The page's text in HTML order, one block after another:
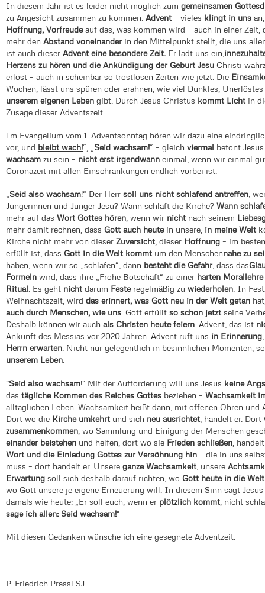
In diesem Jahr ist es leider nicht möglich zum gemeinsamen
zu Angesicht zusammen zu kommen. Advent – vieles klingt in uns
Hoffnung, Vorfreudeauf das, was kommen wird – auch in einer
mehr den Abstand voneinander in den Mittelpunkt stellt, die uns
ist auch dieser Advent eine besondere Zeit. Er lädt uns ein,
Herzens zu hören und die Ankündigung der Geburt Jesu Christi
erlöst – auch in scheinbar so trostlosen Zeiten wie jetzt. Die
Wochen, lässt uns spüren oder erahnen, wie viel Dunkles,
unserem eigenen Leben gibt. Durch Jesus Christus kommt Licht in
Zusage dieser Adventszeit.
Im Evangelium vom 1. Adventsonntag hören wir dazu eine
vor, und bleibt wach!“, „ Seid wachsam!“ – gleich viermal betont
wachsam zu sein – nicht erst irgendwann einmal, wenn wir einmal
Coronazeit mit allen Einschränkungen endlich vorbei ist.
„Seid also wachsam!“ Der Herr soll uns nicht schlafend antreffen,
Jüngerinnen und Jünger Jesu? Wann schläft die Kirche? Wann
mehr auf das Wort Gottes hören, wenn wir nicht nach seinem
mehr damit rechnen, dass Gott auch heutein unsere, in meine Welt
Kirche nicht mehr von dieser Zuversicht, dieser Hoffnung – im
erfüllt ist, dass Gott in die Welt kommt um den Menschennahe zu
haben, wenn wir so „schlafen“, dann besteht die Gefahr, dass das
Formeln wird, dass ihre „Frohe Botschaft“ zu einer harten Morallehre
Ritual. Es geht nicht darum Feste regelmäßig zu wiederholen. In
Weihnachtszeit, wird das erinnert, was Gott neu in der Welt getan
auch durch Menschen, wie uns. Gott erfüllt so schon jetzt seine
Deshalb können wir auch als Christen heute feiern. Advent, das ist
Ankunft des Messias vor 2020 Jahren. Advent ruft uns in Erinnerung
Herrn erwarten. Nicht nur gelegentlich in besinnlichen Momenten,
unserem Leben.
"Seid also wachsam!" Mit der Aufforderung will uns Jesus keine
das tägliche Kommen des Reiches Gottes beziehen – Wachsamkeit
alltäglichen Leben. Wachsamkeit heißt dann, mit offenen Ohren und
Dort wo die Kirche umkehrt und sich neu ausrichtet , handelt er. Dort
zusammenkommen , wo Sammlung und Einigung der Menschen
einander beistehen und helfen, dort wo sie Frieden schließen ,
Wort und die Einladung Gottes zur Versöhnung hin – die in uns
muss – dort handelt er. Unsere ganze Wachsamkeit , unsere
Erwartung soll sich deshalb darauf richten, wo Gott heute in die
wo Gott unsere je eigene Erneuerung will. In diesem Sinn sagt
damals wie heute: „Er soll euch, wenn er plötzlich kommt , nicht
sage ich allen: Seid wachsam!“
Mit diesen Gedanken wünsche ich eine gesegnete Adventzeit.
P. Friedrich Prassl SJ